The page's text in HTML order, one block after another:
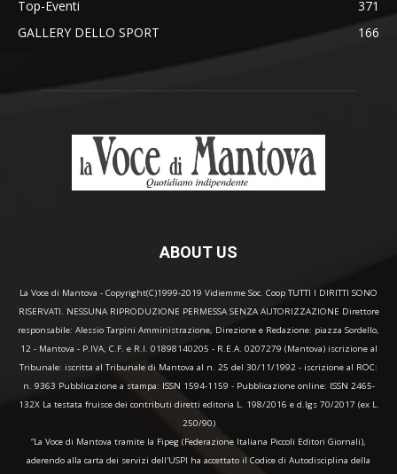
Top-Eventi
371
GALLERY DELLO SPORT
166
ABOUT US
La Voce di Mantova - Copyright(C)1999-2019 Vidiemme Soc. Coop TUTTI I DIRITTI SONO
RISERVATI. NESSUNA RIPRODUZIONE PERMESSA SENZA AUTORIZZAZIONE Direttore
responsabile: Alessio Tarpini Amministrazione, Direzione e Redazione: piazza Sordello,
12 - Mantova - P.IVA, C.F. e R.I. 01898140205 - R.E.A. 0207279 (Mantova) iscrizione al
Tribunale: iscritta al Tribunale di Mantova al n. 25 del 30/11/1992 - iscrizione al ROC:
n. 9363 Pubblicazione a stampa: ISSN 1594-1159 - Pubblicazione online: ISSN 2465-
132X La testata fruisce dei contributi diretti editoria L. 198/2016 e d.lgs 70/2017 (ex L.
250/90)
“La Voce di Mantova tramite la Fipeg (Federazione Italiana Piccoli Editori Giornali),
aderendo alla carta dei servizi dell'USPI ha accettato il Codice di Autodisciplina della